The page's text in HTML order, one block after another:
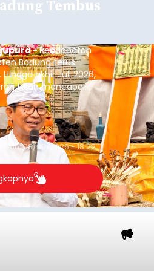
Tembus
-Pendapatan
Badung terus
akhir Juli 2026,
telah mencapai
sekitar Rp730 miliar
dibandingkan
yang berkisar
miliar per bulan.
Sun, 08/09/2026 - 18:22